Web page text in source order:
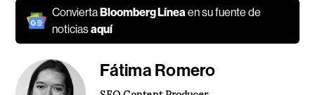
ConviertaBloomberg Líneaen su fuente de
noticiasaquí
Fátima Romero